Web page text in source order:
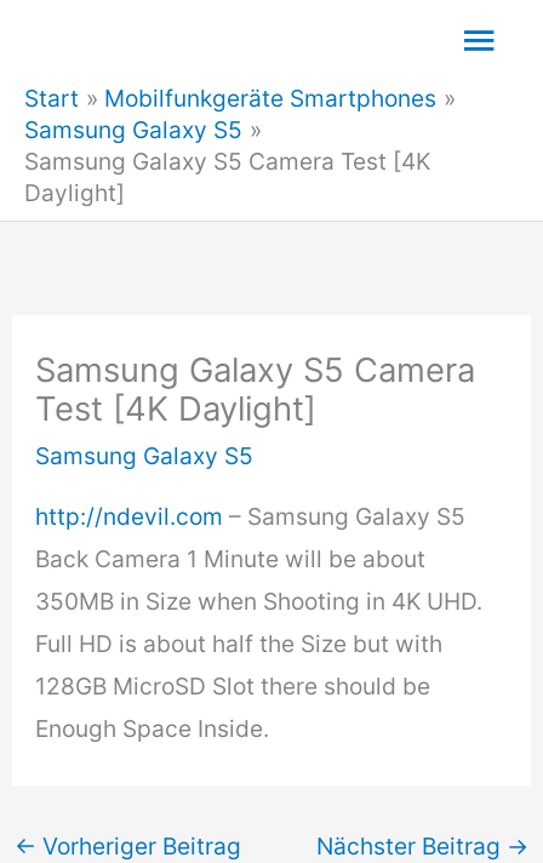
springen
Start
Mobilfunkgeräte Smartphones
Samsung Galaxy S5
Samsung Galaxy S5 Camera Test [4K
Daylight]
Samsung Galaxy S5 Camera
Test [4K Daylight]
Samsung Galaxy S5
http://ndevil.com – Samsung Galaxy S5
Back Camera 1 Minute will be about
350MB in Size when Shooting in 4K UHD.
Full HD is about half the Size but with
128GB MicroSD Slot there should be
Enough Space Inside.
← Vorheriger Beitrag Nächster Beitrag →